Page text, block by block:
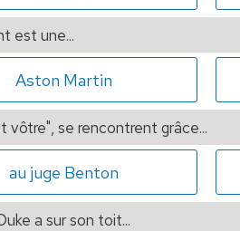
est une...
Aston Martin
vôtre", se rencontrent grâce...
au juge Benton
a sur son toit...